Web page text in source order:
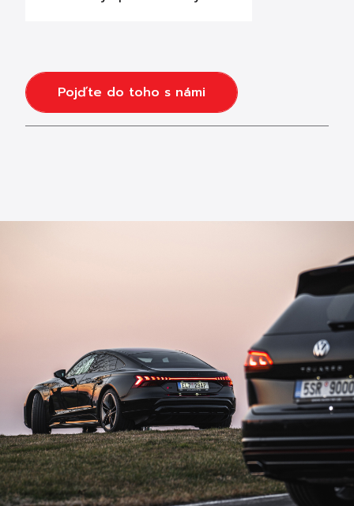
Pojďte do toho s námi